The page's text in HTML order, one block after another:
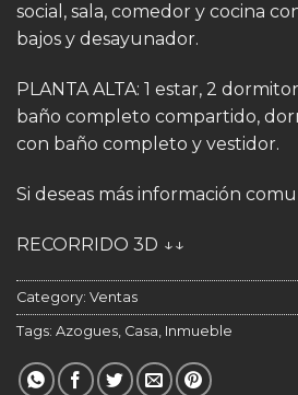
social, sala, comedor y cocina
bajos y desayunador.
PLANTA ALTA: 1 estar, 2
baño completo compartido,
con baño completo y vestidor.
Si deseas más información
RECORRIDO 3D ↓↓
Category: Ventas
Tags: Azogues, Casa, Inmueble